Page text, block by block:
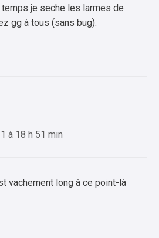
je seche les larmes de
gg à tous (sans bug).
à 18 h 51 min
vachement long à ce point-là